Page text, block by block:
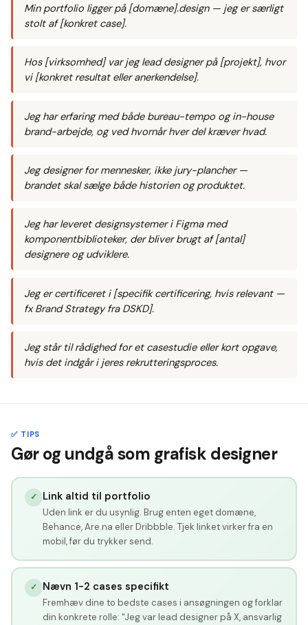
Min portfolio ligger på [domæne].design — jeg er særligt
stolt af [konkret case].
Hos [virksomhed] var jeg lead designer på [projekt], hvor
vi [konkret resultat eller anerkendelse].
Jeg har erfaring med både bureau-tempo og in-house
brand-arbejde, og ved hvornår hver del kræver hvad.
Jeg designer for mennesker, ikke jury-plancher —
brandet skal sælge både historien og produktet.
Jeg har leveret designsystemer i Figma med
komponentbiblioteker, der bliver brugt af [antal]
designere og udviklere.
Jeg er certificeret i [specifik certificering, hvis relevant —
fx Brand Strategy fra DSKD].
Jeg står til rådighed for et casestudie eller kort opgave,
hvis det indgår i jeres rekrutteringsproces.
✅ TIPS
Gør og undgå som grafisk designer
✓ Link altid til portfolio
Uden link er du usynlig. Brug enten eget domæne,
Behance, Are.na eller Dribbble. Tjek linket virker fra en
mobil, før du trykker send.
✓ Nævn 1-2 cases specifikt
Fremhæv dine to bedste cases i ansøgningen og forklar
din konkrete rolle: "Jeg var lead designer på X, ansvarlig